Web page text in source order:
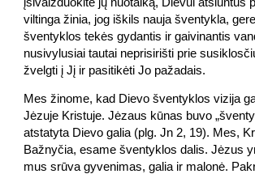
viltinga žinia, jog iškils nauja šventykla,
šventyklos tekės gydantis ir gaivinantis
nusivylusiai tautai neprisirišti prie
žvelgti į Jį ir pasitikėti Jo pažadais.
Mes žinome, kad Dievo šventyklos vizija
Jėzuje Kristuje. Jėzaus kūnas buvo
atstatyta Dievo galia (plg. Jn 2, 19). Mes,
Bažnyčia, esame šventyklos dalis. Jėzus
mus srūva gyvenimas, galia ir malonė.